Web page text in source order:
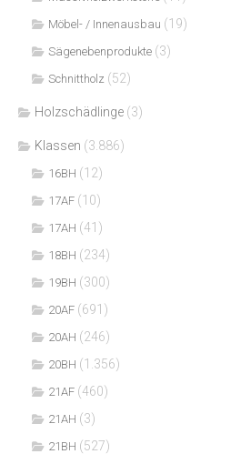
Möbel- / Innenausbau (19)
Sägenebenprodukte (3)
Schnittholz (52)
Holzschädlinge (3)
Klassen (3.886)
16BH (12)
17AF (10)
17AH (41)
18BH (234)
19BH (300)
20AF (691)
20AH (246)
20BH (1.356)
21AF (460)
21AH (3)
21BH (527)